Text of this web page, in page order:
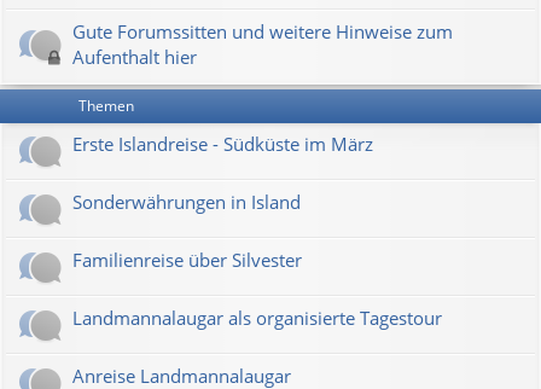
Gute Forumssitten und weitere Hinweise zum
Aufenthalt hier
Themen
Erste Islandreise - Südküste im März
Sonderwährungen in Island
Familienreise über Silvester
Landmannalaugar als organisierte Tagestour
Anreise Landmannalaugar